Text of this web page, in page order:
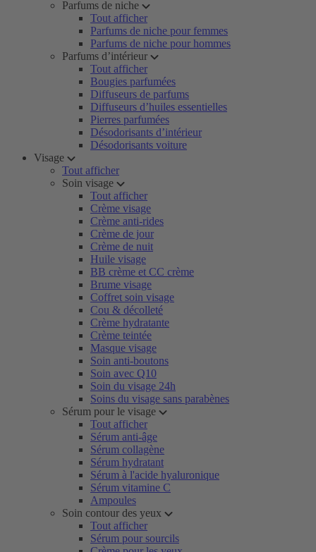
Parfums de niche
Tout afficher
Parfums de niche pour femmes
Parfums de niche pour hommes
Parfums d’intérieur
Tout afficher
Bougies parfumées
Diffuseurs de parfums
Diffuseurs d’huiles essentielles
Pierres parfumées
Désodorisants d’intérieur
Désodorisants voiture
Visage
Tout afficher
Soin visage
Tout afficher
Crème visage
Crème anti-rides
Crème de jour
Crème de nuit
Huile visage
BB crème et CC crème
Brume visage
Coffret soin visage
Cou & décolleté
Crème hydratante
Crème teintée
Masque visage
Soin anti-boutons
Soin avec Q10
Soin du visage 24h
Soins du visage sans parabènes
Sérum pour le visage
Tout afficher
Sérum anti-âge
Sérum collagène
Sérum hydratant
Sérum à l'acide hyaluronique
Sérum vitamine C
Ampoules
Soin contour des yeux
Tout afficher
Sérum pour sourcils